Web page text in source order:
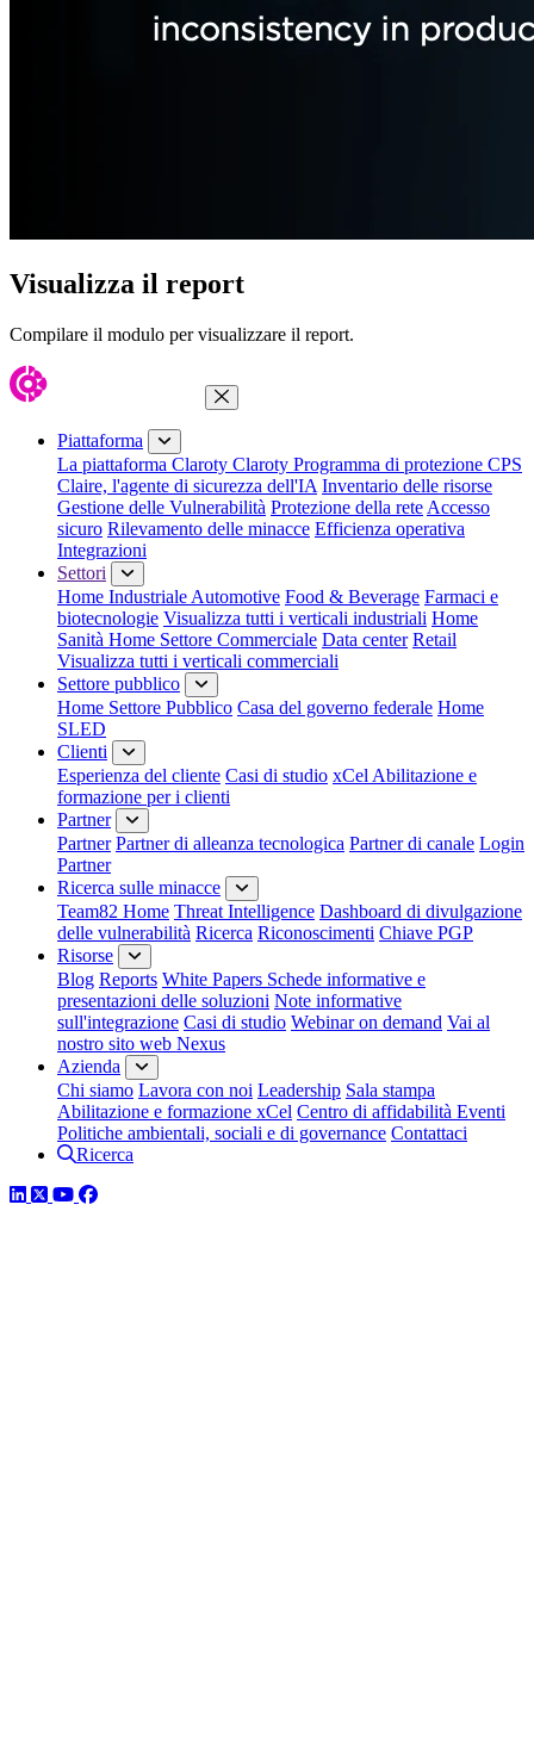
Visualizza il report
Compilare il modulo per visualizzare il report.
Chiudi menu
Piattaforma
La piattaforma Claroty Claroty Programma di protezione CPS
Claire, l'agente di sicurezza dell'IA Inventario delle risorse
Gestione delle Vulnerabilità Protezione della rete Accesso
sicuro Rilevamento delle minacce Efficienza operativa
Integrazioni
Settori
Home Industriale Automotive Food & Beverage Farmaci e
biotecnologie Visualizza tutti i verticali industriali Home
Sanità Home Settore Commerciale Data center Retail
Visualizza tutti i verticali commerciali
Settore pubblico
Home Settore Pubblico Casa del governo federale Home
SLED
Clienti
Esperienza del cliente Casi di studio xCel Abilitazione e
formazione per i clienti
Partner
Partner Partner di alleanza tecnologica Partner di canale Login
Partner
Ricerca sulle minacce
Team82 Home Threat Intelligence Dashboard di divulgazione
delle vulnerabilità Ricerca Riconoscimenti Chiave PGP
Risorse
Blog Reports White Papers Schede informative e
presentazioni delle soluzioni Note informative
sull'integrazione Casi di studio Webinar on demand Vai al
nostro sito web Nexus
Azienda
Chi siamo Lavora con noi Leadership Sala stampa
Abilitazione e formazione xCel Centro di affidabilità Eventi
Politiche ambientali, sociali e di governance Contattaci
Ricerca
LinkedIn
TwitterYouTube
Facebook